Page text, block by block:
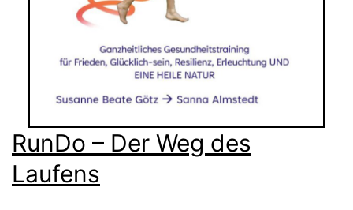
RunDo – Der Weg des
Laufens